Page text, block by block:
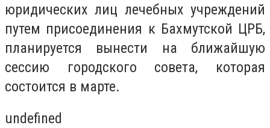
юридических лиц лечебных учреждений
путем присоединения к Бахмутской ЦРБ,
планируется вынести на ближайшую
сессию городского совета, которая
состоится в марте.
undefined